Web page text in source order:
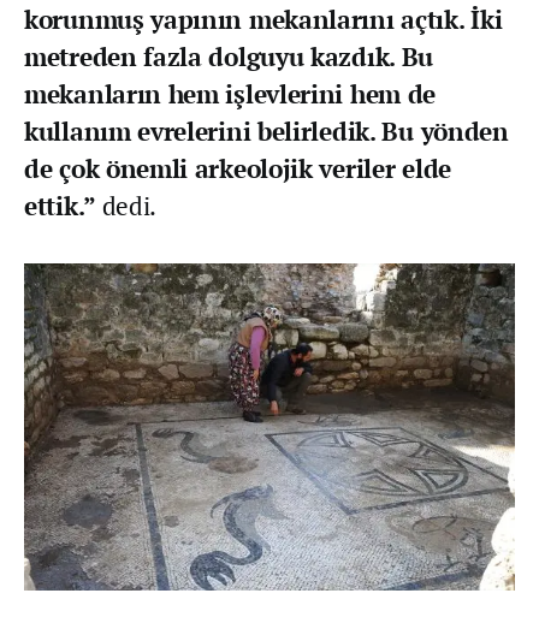
korunmuş yapının mekanlarını açtık. İki
metreden fazla dolguyu kazdık. Bu
mekanların hem işlevlerini hem de
kullanım evrelerini belirledik. Bu yönden
de çok önemli arkeolojik veriler elde
ettik.” dedi.